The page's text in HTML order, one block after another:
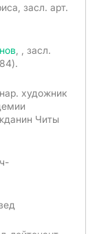
засл. арт.
, , засл.
, нар. художник
Читы